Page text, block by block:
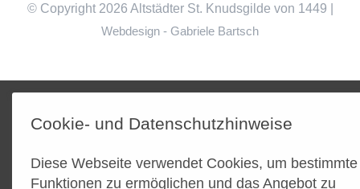
© Copyright 2026 Altstädter St. Knudsgilde von 1449 |
Webdesign - Gabriele Bartsch
Cookie- und Datenschutzhinweise
Diese Webseite verwendet Cookies, um bestimmte
Funktionen zu ermöglichen und das Angebot zu